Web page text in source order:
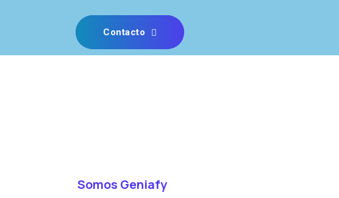
Contacto
Somos Geniafy